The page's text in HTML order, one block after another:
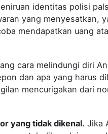
identitas polisi
yang menyesatkan,
mendapatkan uang
cara melindungi diri
dan apa yang harus
mencurigakan dari
yang tidak dikenal. Jika